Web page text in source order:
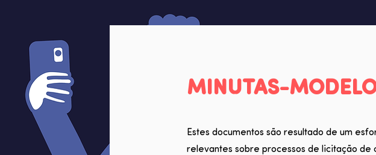
MINUTAS-
Estes documentos são resultado de um
relevantes sobre processos de licitação